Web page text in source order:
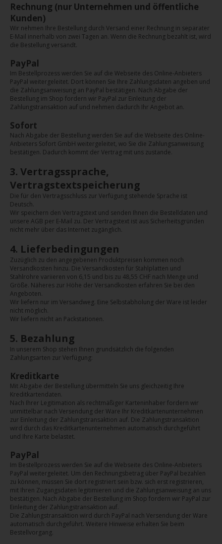
Rechnung (nur Unternehmen und öffentliche
Kunden)
Wir nehmen Ihre Bestellung durch Versand einer Rechnung in separater
E-Mail innerhalb von zwei Tagen an. Wenn die Rechnung bezahlt ist, wird
die Bestellung versandt.
PayPal
Im Bestellprozess werden Sie auf die Webseite des Online-Anbieters
PayPal weitergeleitet. Dort können Sie Ihre Zahlungsdaten angeben und
die Zahlungsanweisung an PayPal bestätigen. Nach Abgabe der
Bestellung im Shop fordern wir PayPal zur Einleitung der
Zahlungstransaktion auf und nehmen dadurch Ihr Angebot an.
Sofort
Nach Abgabe der Bestellung werden Sie auf die Webseite des Online-
Anbieters Sofort GmbH weitergeleitet, wo Sie die Zahlungsanweisung
bestätigen. Dadurch kommt der Vertrag mit uns zustande.
3. Vertragssprache,
Vertragstextspeicherung
Die für den Vertragsschluss zur Verfügung stehende Sprache ist
Deutsch.
Wir speichern den Vertragstext und senden Ihnen die Bestelldaten und
unsere AGB per E-Mail zu. Der Vertragstext ist aus Sicherheitsgründen
nicht mehr über das Internet zugänglich.
4. Lieferbedingungen
Zuzüglich zu den angegebenen Produktpreisen kommen noch
Versandkosten hinzu. Die Versandkosten für Stahlplatten und
Stahlrohre variieren von 6,15 und bis zu 48,55 CHF nach Menge und
Größe. Näheres zur Höhe der Versandkosten erfahren Sie bei den
Angeboten.
Wir liefern nur im Versandweg. Eine Selbstabholung der Ware ist leider
nicht möglich.
Wir liefern nicht an Packstationen.
5. Bezahlung
In unserem Shop stehen Ihnen grundsätzlich die folgenden
Zahlungsarten zur Verfügung:
Kreditkarte
Mit Abgabe der Bestellung übermitteln Sie uns gleichzeitig Ihre
Kreditkartendaten.
Nach Ihrer Legitimation als rechtmäßiger Karteninhaber fordern wir
unmittelbar nach Versendung der Ware Ihr Kreditkartenunternehmen
zur Einleitung der Zahlungstransaktion auf. Die Zahlungstransaktion
wird durch das Kreditkartenunternehmen automatisch durchgeführt
und Ihre Karte belastet.
PayPal
Im Bestellprozess werden Sie auf die Webseite des Online-Anbieters
PayPal weitergeleitet. Um den Rechnungsbetrag über PayPal bezahlen
zu können, müssen Sie dort registriert sein bzw. sich erst registrieren,
mit Ihren Zugangsdaten legitimieren und die Zahlungsanweisung an uns
bestätigen. Nach Abgabe der Bestellung im Shop fordern wir PayPal zur
Einleitung der Zahlungstransaktion auf.
Die Zahlungstransaktion wird durch PayPal nach Versendung der Ware
automatisch durchgeführt. Weitere Hinweise erhalten Sie beim
Bestellvorgang.